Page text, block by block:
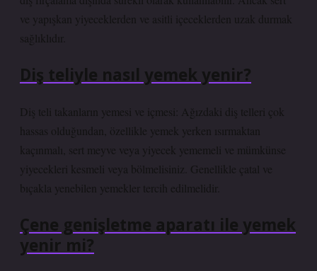
ve yapışkan yiyeceklerden ve asitli içeceklerden uzak durmak
sağlıklıdır.
Diş teliyle nasıl yemek yenir?
Diş teli takanların yemesi ve içmesi: Ağızdaki diş telleri çok
hassas olduğundan, özellikle yemek yerken ısırmaktan
kaçınmalı, sert meyve veya yiyecek yememeli ve mümkünse
yiyecekleri kesmeli veya bölmelisiniz. Genellikle çatal ve
bıçakla yenebilen yemekler tercih edilmelidir.
Çene genişletme aparatı ile yemek
yenir mi?